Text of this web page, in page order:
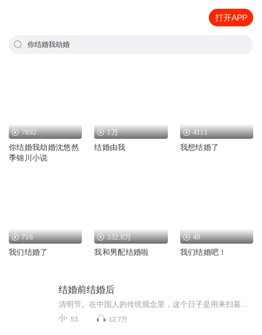
打开APP
你结婚我劫婚
7892
你结婚我劫婚沈悠然
季锦川小说
1万
结婚由我
4111
我想结婚了
716
我们结婚了
332.8万
我和男配结婚啦
49
我们结婚吧！
结婚前结婚后
53 12.7万